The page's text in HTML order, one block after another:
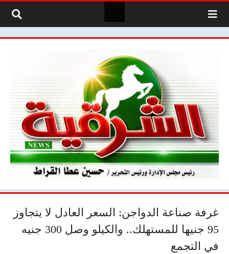
غرفة صناعة الدواجن: السعر العادل لا يتجاوز
95 جنيها للمستهلك.. والكيلو وصل 300 جنيه
في التجمع